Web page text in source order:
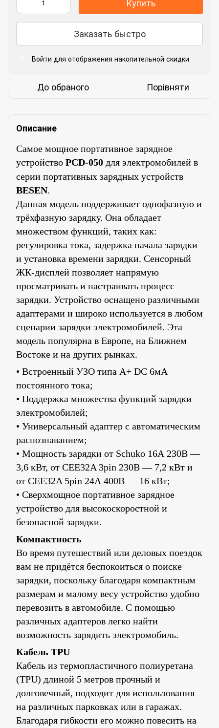
Заказать быстро
Войти для отображения накопительной скидки
До обраного Порівняти
Описание
Самое мощное портативное зарядное
устройство PCD-050 для электромобилей в
серии портативных зарядных устройств
BESEN.
Данная модель поддерживает однофазную и
трёхфазную зарядку. Она обладает
множеством функций, таких как:
регулировка тока, задержка начала зарядки
и установка времени зарядки. Сенсорный
ЖК-дисплей позволяет напрямую
просматривать и настраивать процесс
зарядки. Устройство оснащено различными
адаптерами и широко используется в любом
сценарии зарядки электромобилей. Эта
модель популярна в Европе, на Ближнем
Востоке и на других рынках.
• Встроенный УЗО типа А+ DC 6мА
постоянного тока;
• Поддержка множества функций зарядки
электромобилей;
• Универсальный адаптер с автоматическим
распознаванием;
• Мощность зарядки от Schuko 16А 230В —
3,6 кВт, от CEE32A 3pin 230В — 7,2 кВт и
от CEE32A 5pin 24А 400В — 16 кВт;
• Сверхмощное портативное зарядное
устройство для высокоскоростной и
безопасной зарядки.
Компактность
Во время путешествий или деловых поездок
вам не придётся беспокоиться о поиске
зарядки, поскольку благодаря компактным
размерам и малому весу устройство удобно
перевозить в автомобиле. С помощью
различных адаптеров легко найти
возможность зарядить электромобиль.
Кабель TPU
Кабель из термопластичного полиуретана
(TPU) длиной 5 метров прочный и
долговечный, подходит для использования
на различных парковках или в гаражах.
Благодаря гибкости его можно повесить на